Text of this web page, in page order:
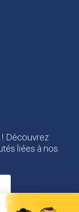
Découvrez
liées à nos